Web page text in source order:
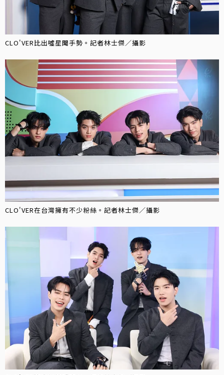
CLO'VER比出噓星聞手勢。記者林士傑／攝影
CLO'VER在台灣擁有不少粉絲。記者林士傑／攝影